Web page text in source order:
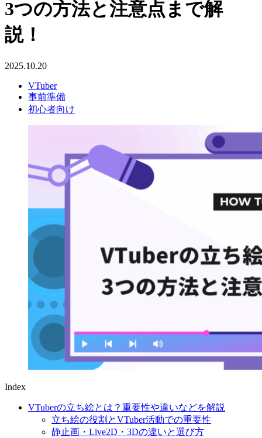
3つの方法と注意点まで解
説！
2025.10.20
VTuber
事前準備
初心者向け
Index
VTuberの立ち絵とは？重要性や違いなどを解説
立ち絵の役割とVTuber活動での重要性
静止画・Live2D・3Dの違いと選び方